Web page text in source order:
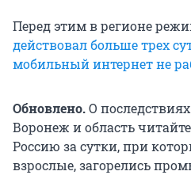
Перед этим в регионе
действовал больше трех
мобильный интернет не
Обновлено.О
Воронеж и область читайте
Россию за сутки, при
взрослые, загорелись